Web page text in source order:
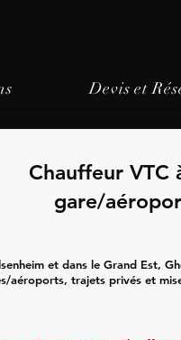
Devis et
Chauffeur VTC
gare/
et dans le Grand Est,
aéroports, trajets privés et